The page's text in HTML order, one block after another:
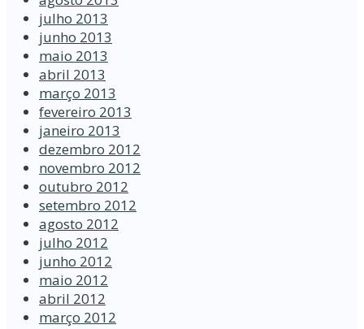
julho 2013
junho 2013
maio 2013
abril 2013
março 2013
fevereiro 2013
janeiro 2013
dezembro 2012
novembro 2012
outubro 2012
setembro 2012
agosto 2012
julho 2012
junho 2012
maio 2012
abril 2012
março 2012